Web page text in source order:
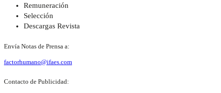
Remuneración
Selección
Descargas Revista
Envía Notas de Prensa a:
factorhumano@ifaes.com
Contacto de Publicidad: